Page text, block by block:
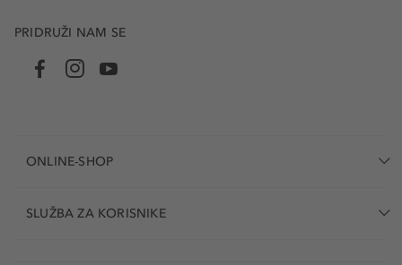
PRIDRUŽI NAM SE
ONLINE-SHOP
SLUŽBA ZA KORISNIKE